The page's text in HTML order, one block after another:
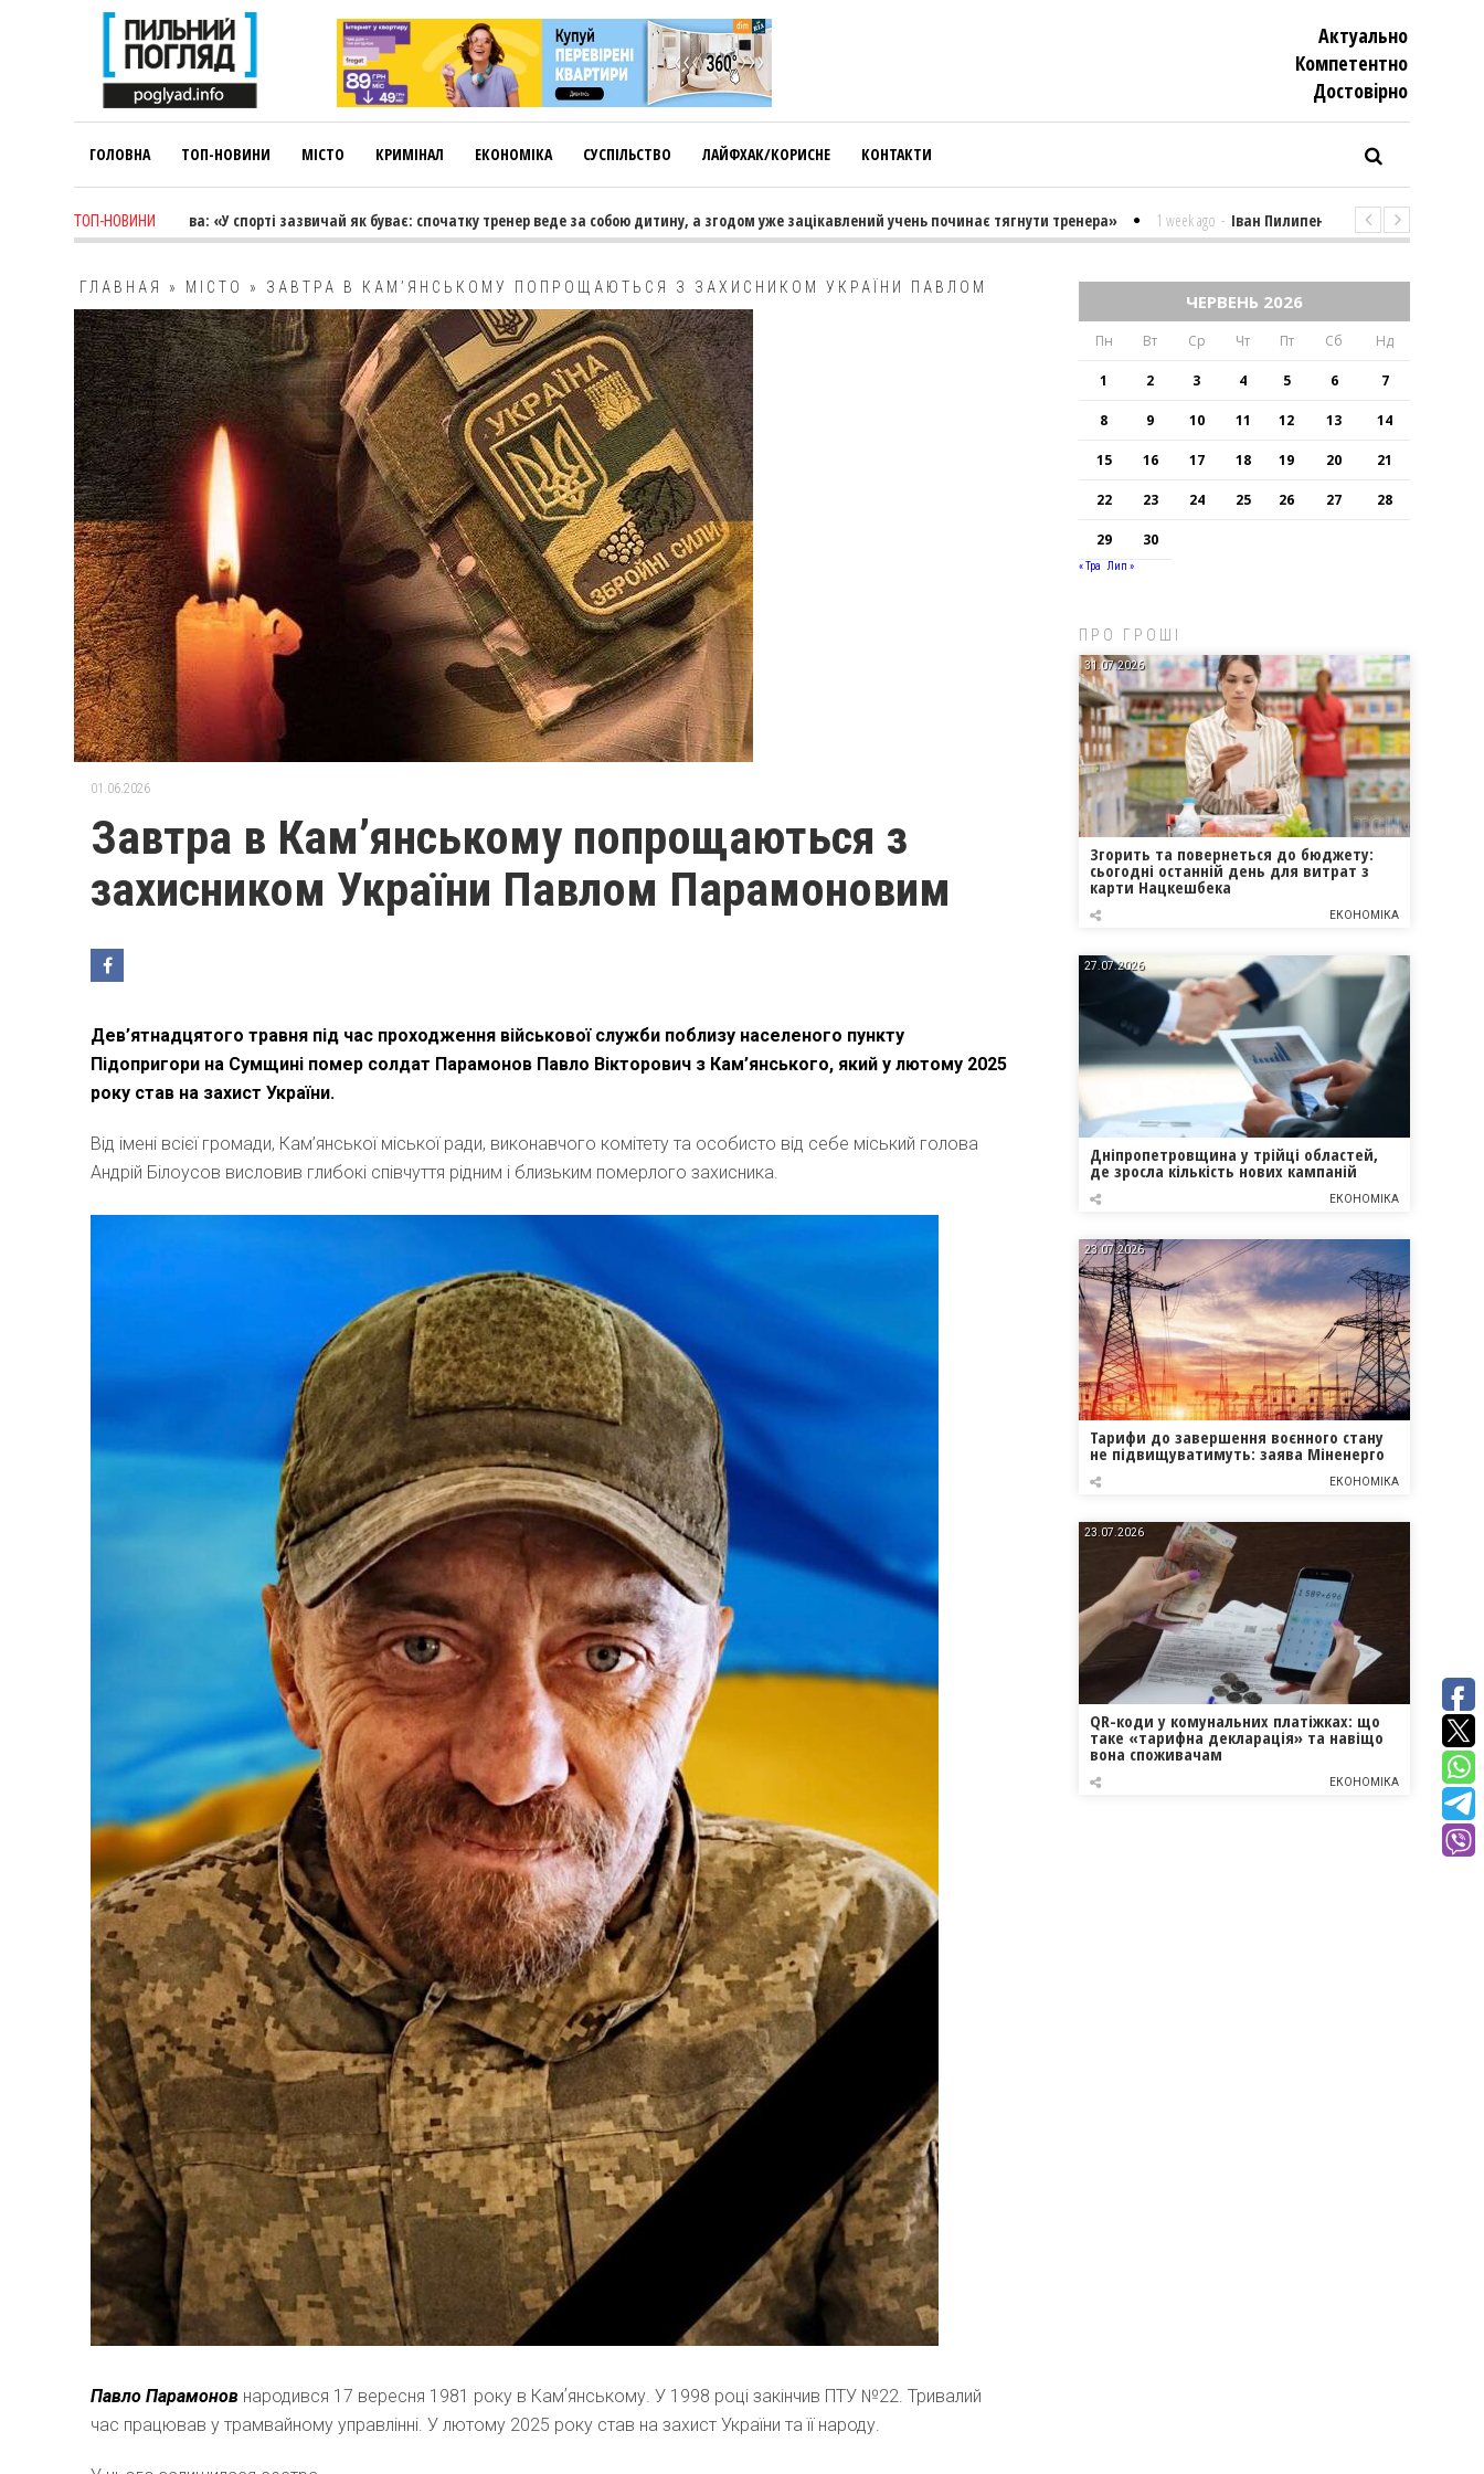
Актуально
Компетентно
Достовiрно
ГОЛОВНА ТОП-НОВИНИ МІСТО КРИМІНАЛ ЕКОНОМІКА СУСПІЛЬСТВО ЛАЙФХАК/КОРИСНЕ КОНТАКТИ
ТОП-НОВИНИ
Лариса Коновалова: «У спорті зазвичай як буває: спочатку тренер веде за собою дитину, а згодом уже зацікавлений учень починає тягнути тренера» 1 week ago - Іван Пилипенко «Найважчими є суто
ГЛАВНАЯ » МІСТО » ЗАВТРА В КАМ’ЯНСЬКОМУ ПОПРОЩАЮТЬСЯ З ЗАХИСНИКОМ УКРАЇНИ ПАВЛОМ
ПАРАМОНОВИМ
01.06.2026
Завтра в Кам’янському попрощаються з
захисником України Павлом Парамоновим
Дев’ятнадцятого травня під час проходження військової служби поблизу населеного пункту
Підопригори на Сумщині помер солдат Парамонов Павло Вікторович з Кам’янського, який у лютому 2025
року став на захист України.
Від імені всієї громади, Кам’янської міської ради, виконавчого комітету та особисто від себе міський голова
Андрій Білоусов висловив глибокі співчуття рідним і близьким померлого захисника.
Павло Парамонов народився 17 вересня 1981 року в Камʼянському. У 1998 році закінчив ПТУ №22. Тривалий
час працював у трамвайному управлінні. У лютому 2025 року став на захист України та її народу.
ЧЕРВЕНЬ 2026
Пн Вт Ср Чт Пт Сб Нд
1 2 3 4 5 6 7
8 9 10 11 12 13 14
15 16 17 18 19 20 21
22 23 24 25 26 27 28
29 30
« Тра Лип »
ПРО ГРОШІ
31.07.2026
Згорить та повернеться до бюджету:
сьогодні останній день для витрат з
карти Нацкешбека
ЕКОНОМІКА
27.07.2026
Дніпропетровщина у трійці областей,
де зросла кількість нових кампаній
ЕКОНОМІКА
23.07.2026
Тарифи до завершення воєнного стану
не підвищуватимуть: заява Міненерго
ЕКОНОМІКА
23.07.2026
QR-коди у комунальних платіжках: що
таке «тарифна декларація» та навіщо
вона споживачам
ЕКОНОМІКА